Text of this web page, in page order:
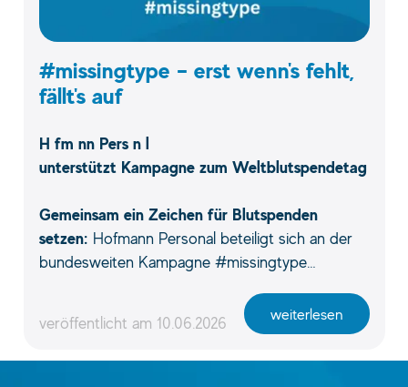
#missingtype – erst wenn's fehlt,
fällt's auf
H fm nn Pers n l
unterstützt Kampagne zum Weltblutspendetag
Gemeinsam ein Zeichen für Blutspenden
setzen: Hofmann Personal beteiligt sich an der
bundesweiten Kampagne #missingtype…
veröffentlicht am 10.06.2026 weiterlesen